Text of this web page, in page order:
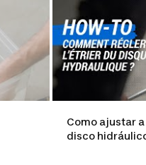
Como ajustar
disco